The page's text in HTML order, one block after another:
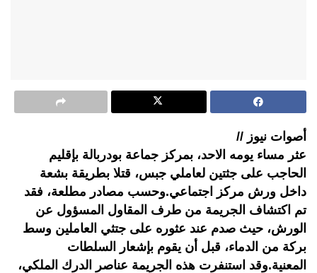
أصوات نيوز //
عثر مساء يومه الاحد، بمركز جماعة بودربالة بإقليم
الحاجب على جثتين لعاملي جبس، قتلا بطريقة بشعة
داخل ورش مركز اجتماعي.وحسب مصادر مطلعة، فقد
تم اكتشاف الجريمة من طرف المقاول المسؤول عن
الورش، حيث صدم عند عثوره على جتثي العاملين وسط
بركة من الدماء، قبل أن يقوم بإشعار السلطات
المعنية.وقد استنفرت هذه الجريمة عناصر الدرك الملكي،